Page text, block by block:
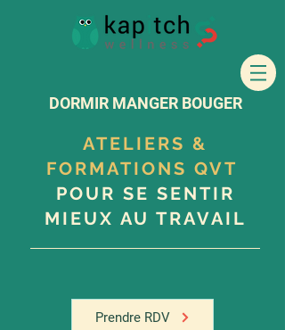
DORMIR MANGER BOUGER
ATELIERS &
FORMATIONS QVT
POUR SE SENTIR
MIEUX AU TRAVAIL
Prendre RDV